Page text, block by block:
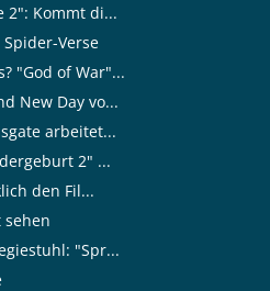
2": Kommt di...
Verse
"God of War"...
New Day vo...
arbeitet...
2" ...
den Fil...
"Spr...